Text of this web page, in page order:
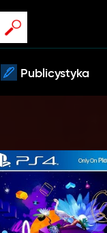
Publicystyka